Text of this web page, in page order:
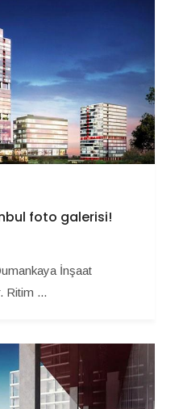
foto galerisi!
İnşaat
Ritim ...